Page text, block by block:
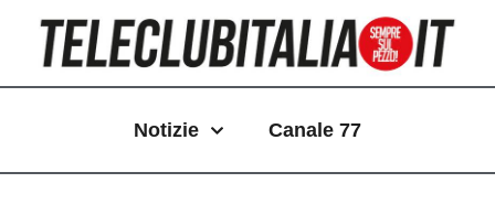
contenuto
Notizie Canale 77
articoli